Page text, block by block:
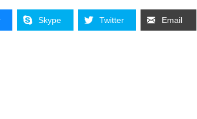
Skype Twitter Email